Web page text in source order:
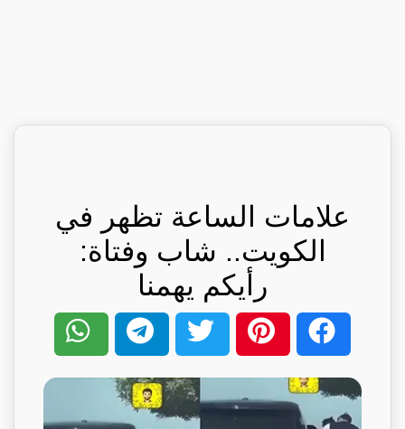
علامات الساعة تظهر في
الكويت.. شاب وفتاة:
رأيكم يهمنا